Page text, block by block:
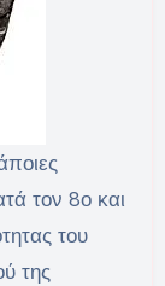
τον 8ο και
του
της